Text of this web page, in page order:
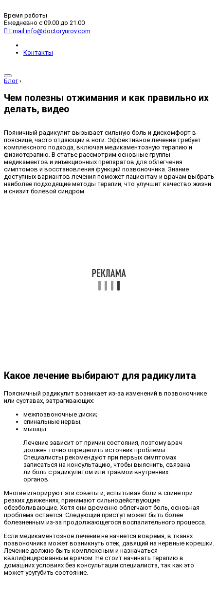
Время работы
Ежедневно с 09.00 до 21.00
Email info@doctoryurov.com
Контакты
Блог ›
Чем полезны отжимания и как правильно их
делать, видео
Пояничный радикулит вызывает сильную боль и дискомфорт в
пояснице, часто отдающий в ноги. Эффективное лечение требует
комплексного подхода, включая медикаментозную терапию и
физиотерапию. В статье рассмотрим основные группы
медикаментов и инъекционных препаратов для облегчения
симптомов и восстановления функций позвоночника. Знание
доступных вариантов лечения поможет пациентам и врачам выбрать
наиболее подходящие методы терапии, что улучшит качество жизни
и снизит болевой синдром.
Какое лечение выбирают для радикулита
Поясничный радикулит возникает из-за изменений в позвоночнике
или суставах, затрагивающих:
межпозвоночные диски;
спинальные нервы;
мышцы.
Лечение зависит от причин состояния, поэтому врач
должен точно определить источник проблемы.
Специалисты рекомендуют при первых симптомах
записаться на консультацию, чтобы выяснить, связана
ли боль с радикулитом или травмой внутренних
органов.
Многие игнорируют эти советы и, испытывая боли в спине при
резких движениях, принимают сильнодействующие
обезболивающие. Хотя они временно облегчают боль, основная
проблема остается. Следующий приступ может быть более
болезненным из-за продолжающегося воспалительного процесса.
Если медикаментозное лечение не начнется вовремя, в тканях
позвоночника может возникнуть отек, давящий на нервные корешки.
Лечение должно быть комплексным и назначаться
квалифицированным врачом. Не стоит начинать терапию в
домашних условиях без консультации специалиста, так как это
может усугубить состояние.